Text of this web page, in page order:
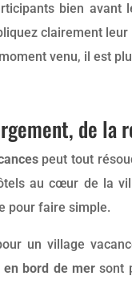
bien avant
clairement
venu, il est
de
peut tout
au cœur de la
pour faire simple.
un village
en bord de mersont